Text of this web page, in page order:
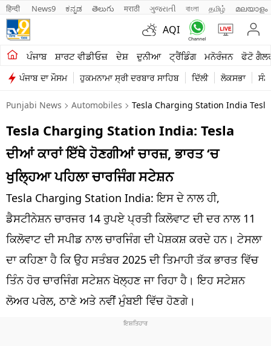
हिन्दी News9 ಕನ್ನಡ తెలుగు मराठी ગુજરાતી বাংলা தமிழ் മലയാളം
AQI
ਪੰਜਾਬ ਸ਼ਾਰਟ ਵੀਡੀਓਜ਼ ਦੇਸ਼ ਦੁਨੀਆ ਟ੍ਰੈਂਡਿੰਗ ਮਨੋਰੰਜਨ ਫੋਟੋ
ਪੰਜਾਬ ਦਾ ਮੌਸਮ ਹੁਕਮਨਾਮਾ ਸ੍ਰੀ ਦਰਬਾਰ ਸਾਹਿਬ ਦਿੱਲੀ ਲੋਕਸਭਾ
ਖੇਤੀਬਾੜੀ
ਸ਼ਾਰਟ ਵੀਡੀਓਜ਼
ਕਾਰੋਬਾਰ
ਕਰਿਅਰ
ਦੇਸ਼
ਲਾਈਫ ਸਟਾਈਲ
ਪੰਜਾਬ
ਧਰਮ
ਖੇਡਾਂ
Punjabi News Automobiles Tesla Charging Station India
Tesla Charging Station India: Tesla
ਦੀਆਂ ਕਾਰਾਂ ਇੱਥੇ ਹੋਣਗੀਆਂ ਚਾਰਜ਼, ਭਾਰਤ ‘ਚ
ਖੁਲ੍ਹਿਆ ਪਹਿਲਾ ਚਾਰਜਿੰਗ ਸਟੇਸ਼ਨ
Tesla Charging Station India: ਇਸ ਦੇ ਨਾਲ ਹੀ,
ਡੈਸਟੀਨੇਸ਼ਨ ਚਾਰਜਰ 14 ਰੁਪਏ ਪ੍ਰਤੀ ਕਿਲੋਵਾਟ ਦੀ ਦਰ ਨਾਲ 11
ਕਿਲੋਵਾਟ ਦੀ ਸਪੀਡ ਨਾਲ ਚਾਰਜਿੰਗ ਦੀ ਪੇਸ਼ਕਸ਼ ਕਰਦੇ ਹਨ। ਟੇਸਲਾ
ਦਾ ਕਹਿਣਾ ਹੈ ਕਿ ਉਹ ਸਤੰਬਰ 2025 ਦੀ ਤਿਮਾਹੀ ਤੱਕ ਭਾਰਤ ਵਿੱਚ
ਤਿੰਨ ਹੋਰ ਚਾਰਜਿੰਗ ਸਟੇਸ਼ਨ ਖੋਲ੍ਹਣ ਜਾ ਰਿਹਾ ਹੈ। ਇਹ ਸਟੇਸ਼ਨ
ਲੋਅਰ ਪਰੇਲ, ਠਾਣੇ ਅਤੇ ਨਵੀਂ ਮੁੰਬਈ ਵਿੱਚ ਹੋਣਗੇ।